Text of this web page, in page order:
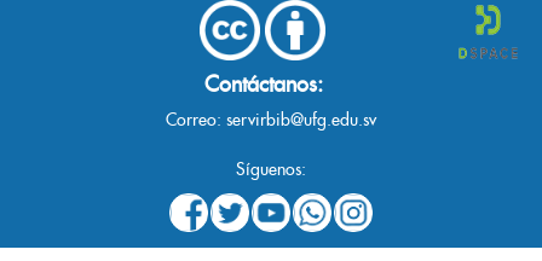
Contáctanos:
Correo: servirbib@ufg.edu.sv
Síguenos: